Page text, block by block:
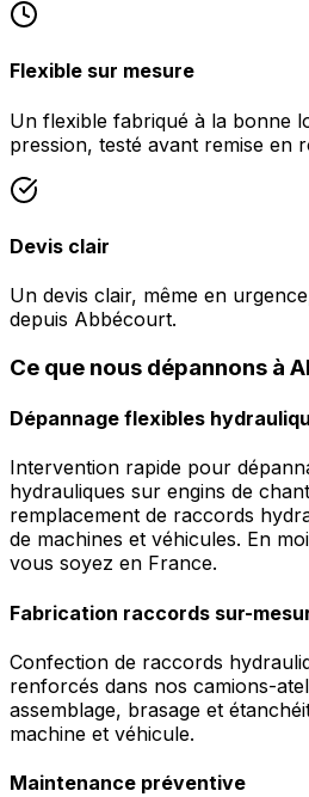
Flexible sur mesure
Un flexible fabriqué à la bonne
pression, testé avant remise en
Devis clair
Un devis clair, même en
depuis Abbécourt.
Ce que nous dépannons à
Dépannage flexibles
Intervention rapide pour
hydrauliques sur engins de
remplacement de raccords
de machines et véhicules. En
vous soyez en France.
Fabrication raccords sur-
Confection de raccords
renforcés dans nos camions-
assemblage, brasage et
machine et véhicule.
Maintenance préventive